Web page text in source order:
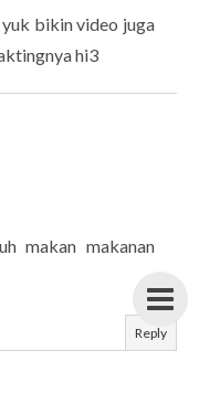
bikin video juga
hi3
makan makanan
Reply